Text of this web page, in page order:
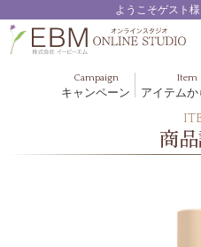
ようこそゲスト様
Campaign
キャンペーン
Item
アイテム
ブルー
商